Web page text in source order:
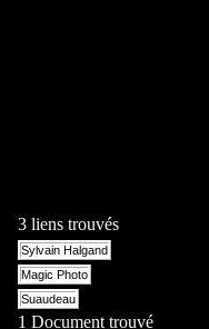
3 liens trouvés
Sylvain Halgand
Magic Photo
Suaudeau
1 Document trouvé